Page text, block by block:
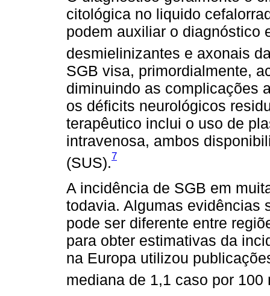
citológica no liquido
podem auxiliar o diagnóstico
desmielinizantes e axonais
SGB visa, primordialmente,
diminuindo as complicações
os déficits neurológicos
terapêutico inclui o uso de
intravenosa, ambos
(SUS).7
A incidência de SGB em
todavia. Algumas evidências
pode ser diferente entre
para obter estimativas da
na Europa utilizou
mediana de 1,1 caso por